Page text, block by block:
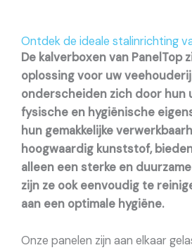
Ontdek de ideale stalinrichting
De kalverboxen van PanelTop
oplossing voor uw
onderscheiden zich door hun
fysische en hygiënische
hun gemakkelijke
hoogwaardig kunststof,
alleen een sterke en
zijn ze ook eenvoudig te
aan een optimale hygiëne.
Onze panelen zijn aan elkaar